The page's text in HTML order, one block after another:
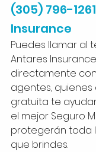
(305) 796-
Insurance
Puedes llamar al
Antares
directamente
agentes,
gratuita te
el mejor Seguro
protegerán toda
que brindes.